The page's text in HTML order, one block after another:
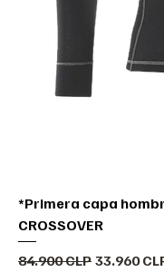
*Primera capa
CROSSOVER
Precio
84.900 CLP Precio de
33.960